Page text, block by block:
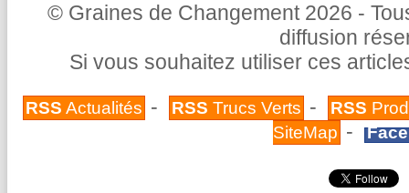
© Graines de Changement 2026 -
diffusion
Si vous souhaitez utiliser ces
RSS Actualités - RSS Trucs Verts - RSS
SiteMap -